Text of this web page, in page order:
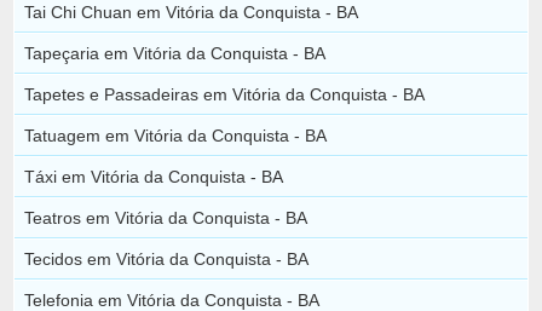
Tai Chi Chuan em Vitória da Conquista - BA
Tapeçaria em Vitória da Conquista - BA
Tapetes e Passadeiras em Vitória da Conquista - BA
Tatuagem em Vitória da Conquista - BA
Táxi em Vitória da Conquista - BA
Teatros em Vitória da Conquista - BA
Tecidos em Vitória da Conquista - BA
Telefonia em Vitória da Conquista - BA